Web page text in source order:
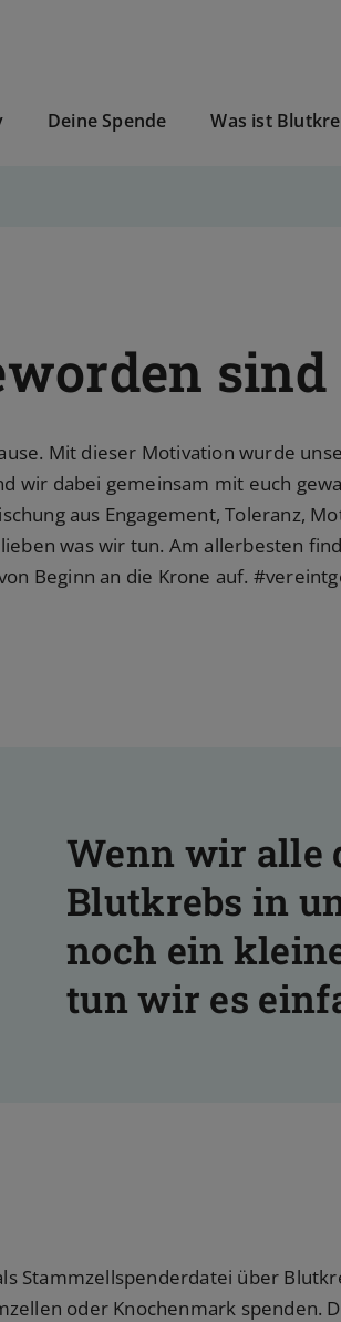
Deine Spende Was ist
sind
Mit dieser Motivation wurde
wir dabei gemeinsam mit euch
aus Engagement, Toleranz,
was wir tun. Am allerbesten
Beginn an die Krone auf.
Wenn wir alle
Blutkrebs in
noch ein
tun wir es
Stammzellspenderdatei über
oder Knochenmark